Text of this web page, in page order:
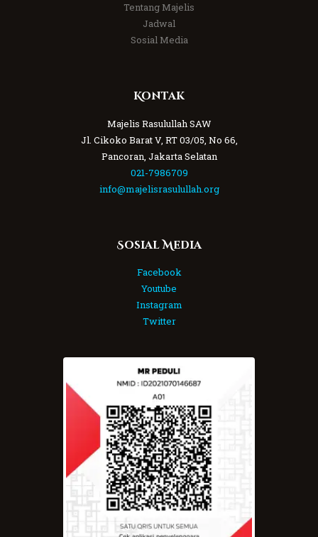
Tentang Majelis
Jadwal
Sosial Media
Kontak
Majelis Rasulullah SAW
Jl. Cikoko Barat V, RT 03/05, No 66,
Pancoran, Jakarta Selatan
021-7986709
info@majelisrasulullah.org
Sosial Media
Facebook
Youtube
Instagram
Twitter